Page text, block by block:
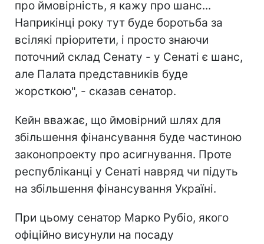
про ймовірність, я кажу про шанс...
Наприкінці року тут буде боротьба за
всілякі пріоритети, і просто знаючи
поточний склад Сенату - у Сенаті є шанс,
але Палата представників буде
жорсткою", - сказав сенатор.
Кейн вважає, що ймовірний шлях для
збільшення фінансування буде частиною
законопроекту про асигнування. Проте
республіканці у Сенаті навряд чи підуть
на збільшення фінансування Україні.
При цьому сенатор Марко Рубіо, якого
офіційно висунули на посаду